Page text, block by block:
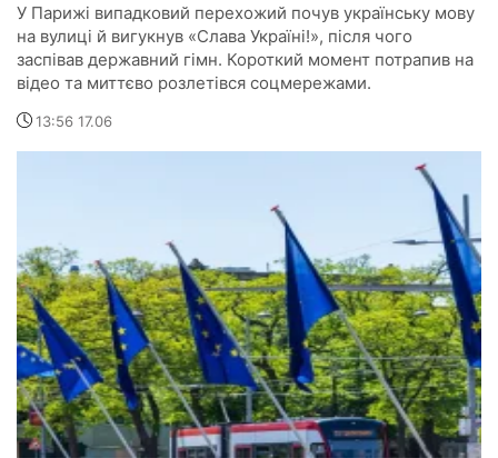
У Парижі випадковий перехожий почув українську мову
на вулиці й вигукнув «Слава Україні!», після чого
заспівав державний гімн. Короткий момент потрапив на
відео та миттєво розлетівся соцмережами.
13:56 17.06